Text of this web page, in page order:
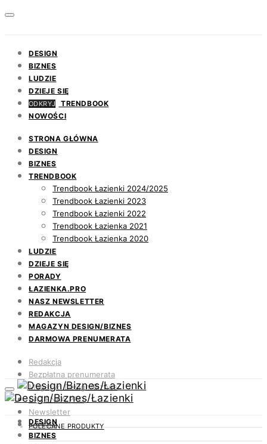
DESIGN
BIZNES
LUDZIE
DZIEJE SIĘ
ODKRYJ
TRENDBOOK
NOWOŚCI
STRONA GŁÓWNA
DESIGN
BIZNES
TRENDBOOK
Trendbook Łazienki 2024/2025
Trendbook Łazienki 2023
Trendbook Łazienki 2022
Trendbook Łazienka 2021
Trendbook Łazienka 2020
LUDZIE
DZIEJE SIĘ
PORADY
ŁAZIENKA.PRO
NASZ NEWSLETTER
REDAKCJA
MAGAZYN DESIGN/BIZNES
DARMOWA PRENUMERATA
Redakcja
Bezpłatna prenumerata
Magazyn Design/Biznes
ŁAZIENKA.PRO
Newsletter
Kontakt
DESIGN
BIZNES
POLECANE PRODUKTY